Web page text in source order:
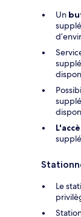
Un
Le